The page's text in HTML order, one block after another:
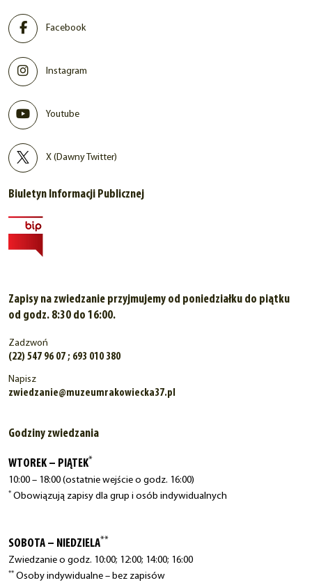
Facebook
Instagram
Youtube
X (Dawny Twitter)
Biuletyn Informacji Publicznej
Zapisy na zwiedzanie przyjmujemy od poniedziałku do piątku
od godz. 8:30 do 16:00.
Zadzwoń
(22) 547 96 07 ; 693 010 380
Napisz
zwiedzanie@muzeumrakowiecka37.pl
Godziny zwiedzania
WTOREK – PIĄTEK*
10:00 – 18:00 (ostatnie wejście o godz. 16:00)
* Obowiązują zapisy dla grup i osób indywidualnych
SOBOTA – NIEDZIELA**
Zwiedzanie o godz. 10:00; 12:00; 14:00; 16:00
** Osoby indywidualne – bez zapisów